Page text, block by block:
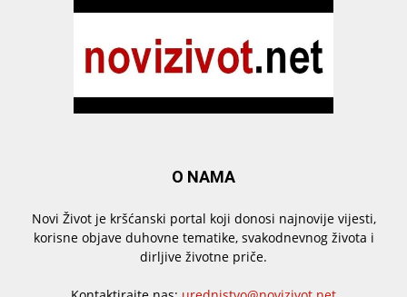
O NAMA
Novi Život je kršćanski portal koji donosi najnovije vijesti,
korisne objave duhovne tematike, svakodnevnog života i
dirljive životne priče.